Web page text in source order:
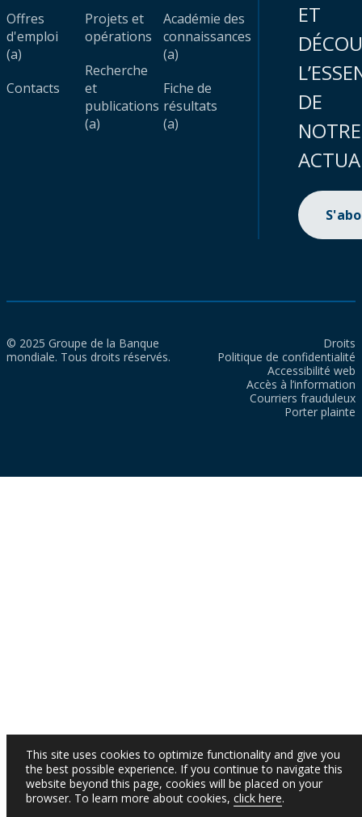
Offres
d'emploi
(a)
Contacts
Projets et
opérations
Recherche
et
publications
(a)
Académie des
connaissances
(a)
Fiche de
résultats
(a)
ET
DE
NOTRE
© 2025 Groupe de la Banque
mondiale. Tous droits réservés.
Droits
Politique de confidentialité
Accessibilité web
Accès à l’information
Courriers frauduleux
Porter plainte
This site uses cookies to optimize functionality and give you
the best possible experience. If you continue to navigate this
website beyond this page, cookies will be placed on your
browser. To learn more about cookies, click here.